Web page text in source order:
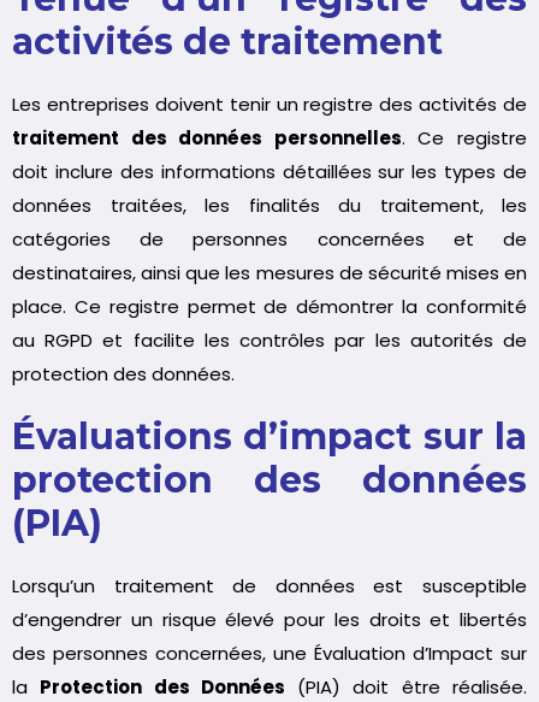
activités de traitement
Les entreprises doivent tenir un registre des activités de
traitement des données personnelles. Ce registre
doit inclure des informations détaillées sur les types de
données traitées, les finalités du traitement, les
catégories de personnes concernées et de
destinataires, ainsi que les mesures de sécurité mises en
place. Ce registre permet de démontrer la conformité
au RGPD et facilite les contrôles par les autorités de
protection des données.
Évaluations d’impact sur la
protection des données
(PIA)
Lorsqu’un traitement de données est susceptible
d’engendrer un risque élevé pour les droits et libertés
des personnes concernées, une Évaluation d’Impact sur
la Protection des Données (PIA) doit être réalisée.